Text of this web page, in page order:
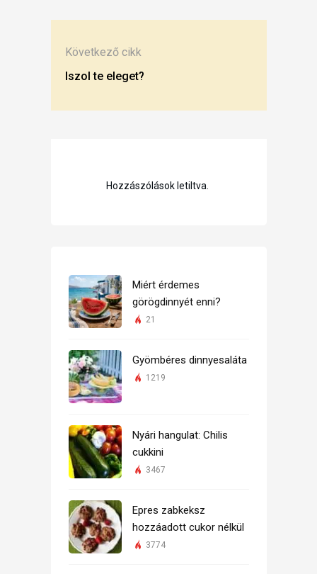
Következő cikk
Iszol te eleget?
Hozzászólások letiltva.
Miért érdemes
görögdinnyét enni?
21
Gyömbéres dinnyesaláta
1219
Nyári hangulat: Chilis
cukkini
3467
Epres zabkeksz
hozzáadott cukor nélkül
3774